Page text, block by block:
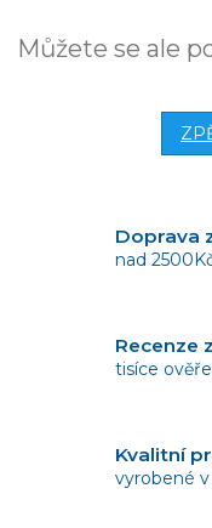
Můžete se ale
Doprava
nad
Recenze
tisíce
Kvalitní
vyrobené v